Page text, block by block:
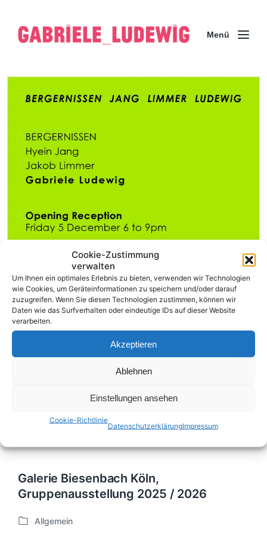
Cookie-Zustimmung
verwalten
Um Ihnen ein optimales Erlebnis zu bieten, verwenden wir Technologien
wie Cookies, um Geräteinformationen zu speichern und/oder darauf
zuzugreifen. Wenn Sie diesen Technologien zustimmen, können wir
Daten wie das Surfverhalten oder eindeutige IDs auf dieser Website
verarbeiten.
Akzeptieren
Ablehnen
Einstellungen ansehen
Cookie-Richtlinie
DatenschutzerklärungImpressum
Menü
Galerie Biesenbach Köln,
Gruppenausstellung 2025 / 2026
V
Allgemein